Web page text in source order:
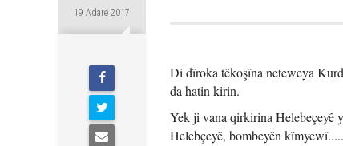
19 Adare 2017
Di dîroka têkoşîna neteweya
da hatin kirin.
Yek ji vana qirkirina Helebeçeyê
Helebçeyê, bombeyên kîmyewî.....